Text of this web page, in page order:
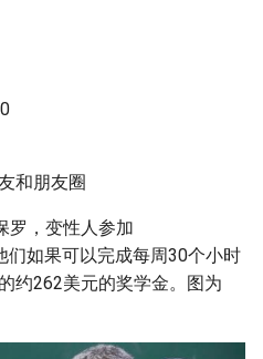
和朋友圈
罗，变性人参加
们如果可以完成每周30个小时
约262美元的奖学金。图为